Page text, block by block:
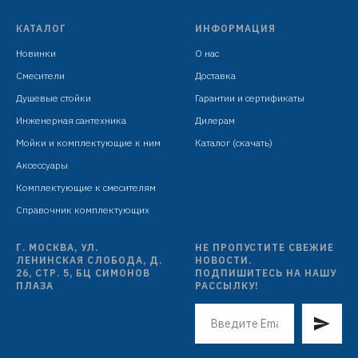
КАТАЛОГ
Новинки
Смесители
Душевые стойки
Инженерная сантехника
Мойки и комплектующие к ним
Аксессуары
Комплектующие к смесителям
Справочник комплектующих
ИНФОРМАЦИЯ
О нас
Доставка
Гарантии и сертификаты
Дилерам
Каталог (скачать)
Г. МОСКВА, УЛ.
ЛЕНИНСКАЯ СЛОБОДА, Д.
26, СТР. 5, БЦ СИМОНОВ
ПЛАЗА
НЕ ПРОПУСТИТЕ СВЕЖИЕ
НОВОСТИ.
ПОДПИШИТЕСЬ НА НАШУ
РАССЫЛКУ!